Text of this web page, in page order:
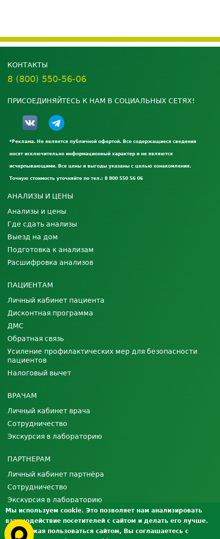
КОНТАКТЫ
8 (800) 550-56-06
ПРИСОЕДИНЯЙТЕСЬ К НАМ В СОЦИАЛЬНЫХ СЕТЯХ!
*Реклама. Не является публичной офертой. Все содержащиеся сведения
носят исключительно информационный характер и не являются
исчерпывающими. Все цены и выгоды указаны с целью ознакомления.
Точную стоимость уточняйте по тел.: 8 800 550 56 06
АНАЛИЗЫ И ЦЕНЫ
Анализы и цены
Где сдать анализы
Выезд на дом
Подготовка к анализам
Расшифровка анализов
ПАЦИЕНТАМ
Личный кабинет пациента
Дисконтная программа
ДМС
Обратная связь
Усиление профилактических мер для безопасности
пациентов
Налоговый вычет
ВРАЧАМ
Личный кабинет врача
Сотрудничество
Экскурсия в лабораторию
ПАРТНЕРАМ
Личный кабинет партнёра
Сотрудничество
Экскурсия в лабораторию
О ЛАБОРАТОРИИ
Мы используем cookie. Это позволяет нам анализировать
взаимодействие посетителей с сайтом и делать его лучше.
Продолжая пользоваться сайтом, Вы соглашаетесь с